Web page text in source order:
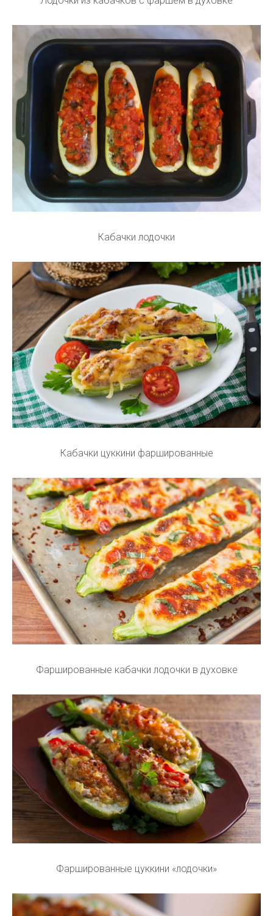
Кабачки лодочки
Кабачки цуккини фаршированные
Фаршированные кабачки лодочки в духовке
Фаршированные цуккини «лодочки»